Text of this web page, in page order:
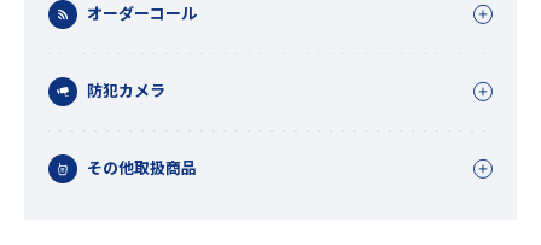
オーダーコール
防犯カメラ
その他取扱商品